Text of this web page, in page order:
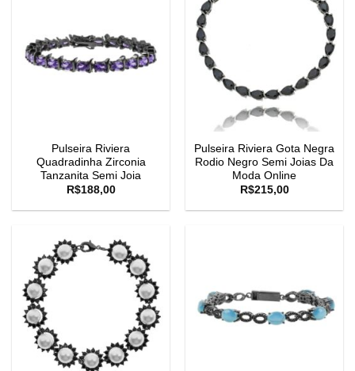
Pulseira Riviera
Quadradinha Zirconia
Tanzanita Semi Joia
R$188,00
Pulseira Riviera Gota Negra
Rodio Negro Semi Joias Da
Moda Online
R$215,00